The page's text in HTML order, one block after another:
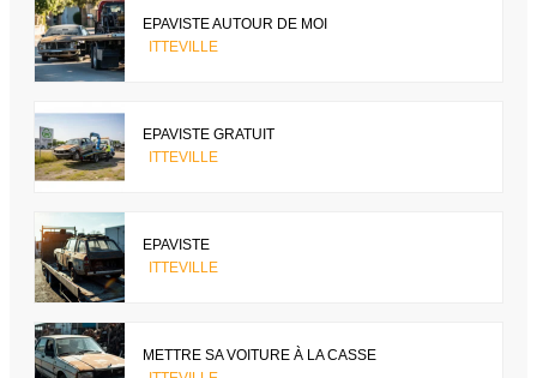
EPAVISTE AUTOUR DE MOI
ITTEVILLE
EPAVISTE GRATUIT
ITTEVILLE
EPAVISTE
ITTEVILLE
METTRE SA VOITURE À LA CASSE